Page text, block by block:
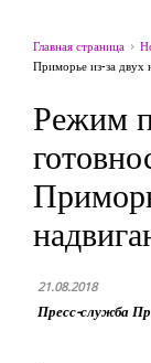
Главная страница
Приморье из-за двух
Режим
21.08.2018
Пресс-служба